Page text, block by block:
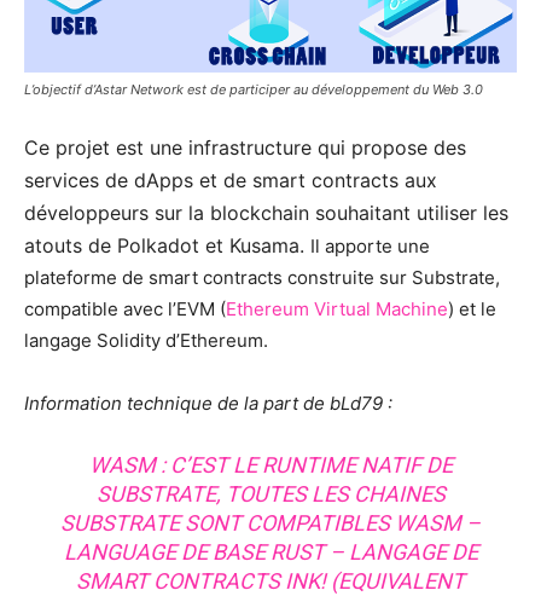
L’objectif d’Astar Network est de participer au développement du Web 3.0
Ce projet est une infrastructure qui propose des
services de dApps et de smart contracts aux
développeurs sur la blockchain souhaitant utiliser les
atouts de Polkadot et Kusama. Il apporte une
plateforme de smart contracts construite sur Substrate,
compatible avec l’EVM (Ethereum Virtual Machine) et le
langage Solidity d’Ethereum.
Information technique de la part de bLd79 :
WASM : C’EST LE RUNTIME NATIF DE
SUBSTRATE, TOUTES LES CHAINES
SUBSTRATE SONT COMPATIBLES WASM –
LANGUAGE DE BASE RUST – LANGAGE DE
SMART CONTRACTS INK! (EQUIVALENT